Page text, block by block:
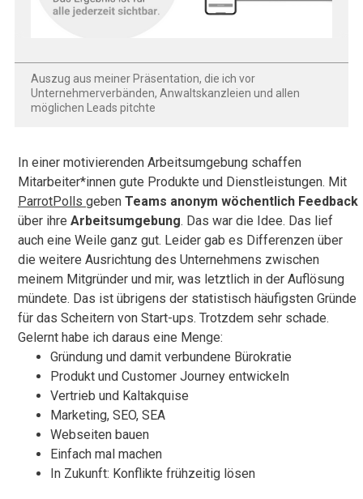
Auszug aus meiner Präsentation, die ich vor
Unternehmerverbänden, Anwaltskanzleien und allen
möglichen Leads pitchte
In einer motivierenden Arbeitsumgebung schaffen
Mitarbeiter*innen gute Produkte und Dienstleistungen. Mit
ParrotPolls geben Teams anonym wöchentlich Feedback
über ihre Arbeitsumgebung. Das war die Idee. Das lief
auch eine Weile ganz gut. Leider gab es Differenzen über
die weitere Ausrichtung des Unternehmens zwischen
meinem Mitgründer und mir, was letztlich in der Auflösung
mündete. Das ist übrigens der statistisch häufigsten Gründe
für das Scheitern von Start-ups. Trotzdem sehr schade.
Gelernt habe ich daraus eine Menge:
Gründung und damit verbundene Bürokratie
Produkt und Customer Journey entwickeln
Vertrieb und Kaltakquise
Marketing, SEO, SEA
Webseiten bauen
Einfach mal machen
In Zukunft: Konflikte frühzeitig lösen